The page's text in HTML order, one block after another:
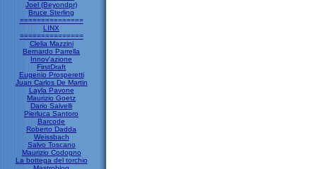
Joel (Beyondpr)
Bruce Sterling
===============
LINX
===============
Clelia Mazzini
Bernardo Parrella
Innov'azione
FirstDraft
Eugenio Prosperetti
Juan Carlos De Martin
Layla Pavone
Maurizio Goetz
Dario Salvelli
Pierluca Santoro
Barcode
Roberto Dadda
Weissbach
Salvo Toscano
Maurizio Codogno
La bottega del torchio